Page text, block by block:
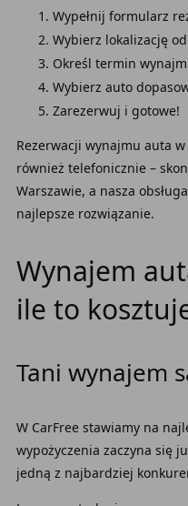
Wypełnij formularz
Wybierz lokalizację
Określ termin
Wybierz auto
Zarezerwuj i gotowe!
Rezerwacji wynajmu auta
również telefonicznie –
Warszawie, a nasza
najlepsze rozwiązanie.
Wynajem
ile to
Tani wynajem
W CarFree stawiamy na
wypożyczenia zaczyna się
jedną z najbardziej